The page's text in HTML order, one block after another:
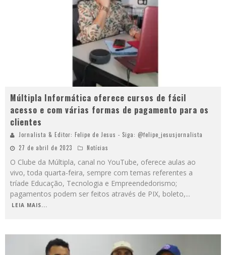
Múltipla Informática oferece cursos de fácil
acesso e com várias formas de pagamento para os
clientes
Jornalista & Editor: Felipe de Jesus - Siga: @felipe_jesusjornalista
27 de abril de 2023
Notícias
O Clube da Múltipla, canal no YouTube, oferece aulas ao
vivo, toda quarta-feira, sempre com temas referentes a
tríade Educação, Tecnologia e Empreendedorismo;
pagamentos podem ser feitos através de PIX, boleto,...
LEIA MAIS...